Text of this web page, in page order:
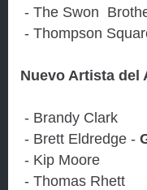
- The Swon
- Thompson
Nuevo Artista del
- Brandy Clark
- Brett Eldredge -
- Kip Moore
- Thomas Rhett